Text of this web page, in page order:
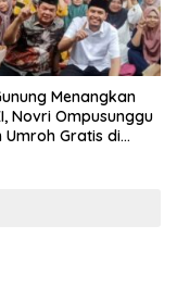
Menangkan
Novri Ompusunggu
Umroh Gratis di